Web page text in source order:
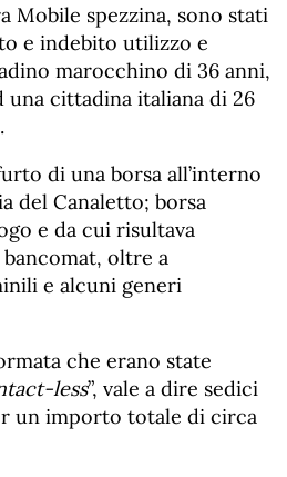
Mobile spezzina, sono stati
e indebito utilizzo e
marocchino di 36 anni,
cittadina italiana di 26
di una borsa all’interno
del Canaletto; borsa
e da cui risultava
oltre a
e alcuni generi
che erano state
less”, vale a dire sedici
un importo totale di circa